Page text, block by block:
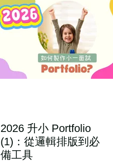
2026 升小 Portfolio
(1)：從邏輯排版到必
備工具